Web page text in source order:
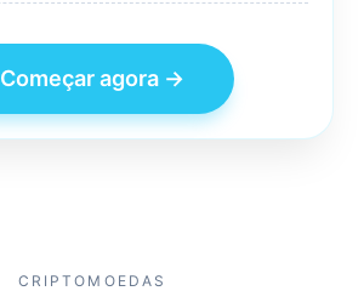
Começar agora →
CRIPTOMOEDAS